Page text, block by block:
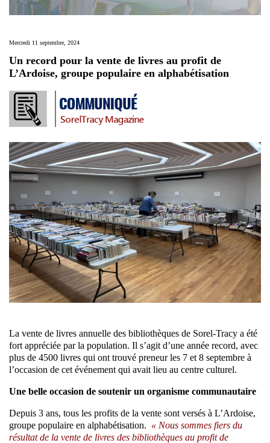
Mercredi 11 septembre, 2024
Un record pour la vente de livres au profit de
L’Ardoise, groupe populaire en alphabétisation
La vente de livres annuelle des bibliothèques de Sorel-Tracy a été
fort appréciée par la population. Il s’agit d’une année record, avec
plus de 4500 livres qui ont trouvé preneur les 7 et 8 septembre à
l’occasion de cet événement qui avait lieu au centre culturel.
Une belle occasion de soutenir un organisme communautaire
Depuis 3 ans, tous les profits de la vente sont versés à L’Ardoise,
groupe populaire en alphabétisation. « Nous sommes fiers du
résultat de la vente de livres des bibliothèques au profit de